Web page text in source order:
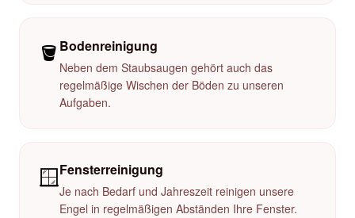
🪣 Bodenreinigung
Neben dem Staubsaugen gehört auch das
regelmäßige Wischen der Böden zu unseren
Aufgaben.
🪟Fensterreinigung
Je nach Bedarf und Jahreszeit reinigen unsere
Engel in regelmäßigen Abständen Ihre Fenster.